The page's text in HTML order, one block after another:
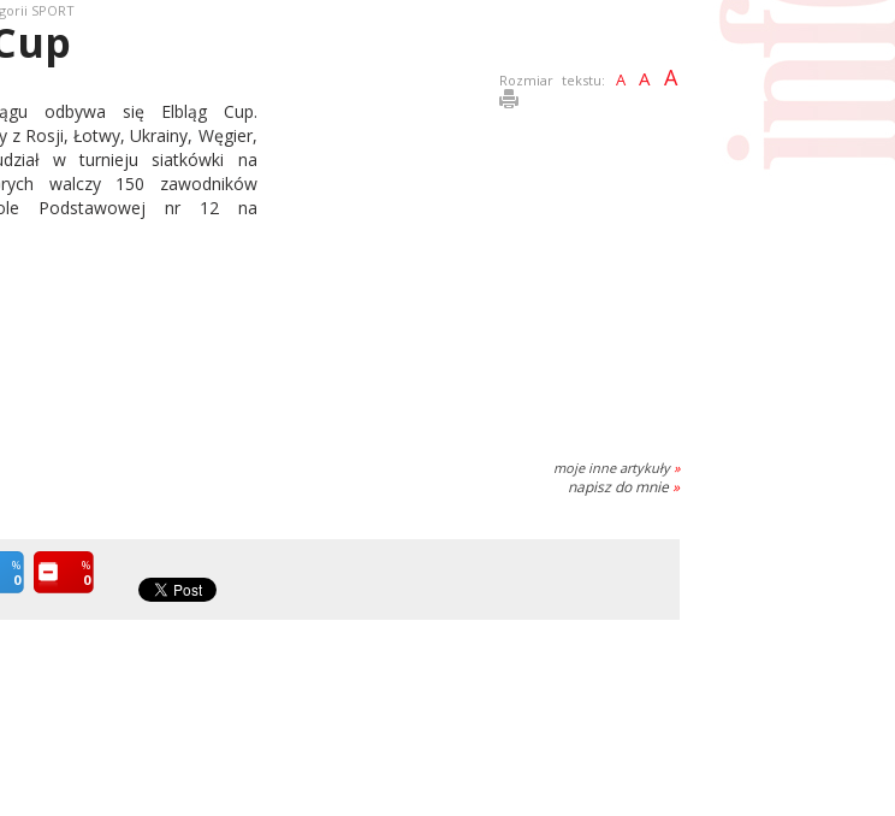
SPORT
Rozmiar tekstu: A A A
odbywa się Elbląg Cup.
z Rosji, Łotwy, Ukrainy, Węgier,
w turnieju siatkówki na
walczy 150 zawodników
Podstawowej nr 12 na
moje inne artykuły »
napisz do mnie »
%
0
%
0